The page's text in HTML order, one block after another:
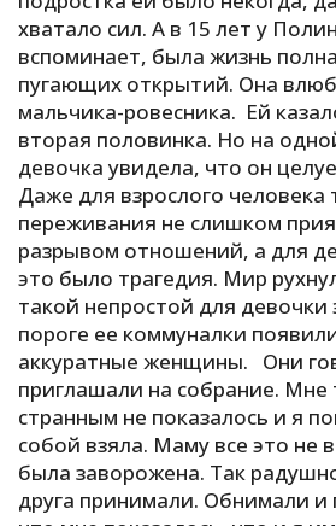
хватало сил. А в 15 лет у
вспоминает, была жизнь
пугающих открытий. Она
мальчика-ровесника. Ей
вторая половинка. Но на
девочка увидела, что он
Даже для взрослого человека
переживания не слишком
разрывом отношений, а для
это было трагедия. Мир
такой непростой для девочки
пороге ее коммуналки
аккуратные женщины. Они
приглашали на собрание. Мне
странным не показалось и я
собой взяла. Маму все это не
была заворожена. Так
друга принимали. Обнимали